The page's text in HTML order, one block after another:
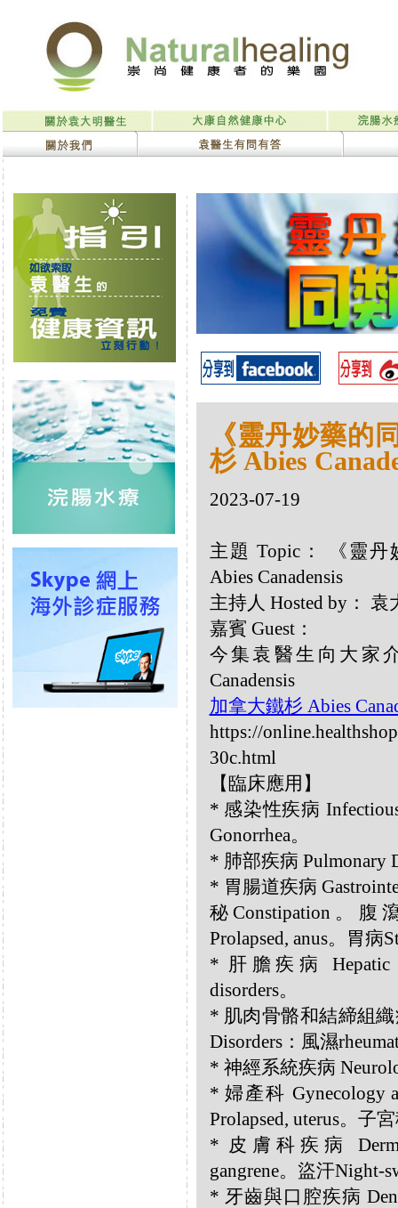
《靈丹妙藥的
杉 Abies
2023-07-19
主題 Topic： 《靈丹
Abies Canadensis
主持人 Hosted by：
嘉賓 Guest：
今集袁醫生向大家
Canadensis
加拿大鐵杉 Abies
https://
30c.html
【臨床應用】
* 感染性疾病
Gonorrhea。
* 肺部疾病 Pulmonary
* 胃腸道疾病
秘Constipation。腹
Prolapsed, anus。胃病
* 肝膽疾病 Hepatic
disorders。
* 肌肉骨骼和結締組織
Disorders：風濕
* 神經系統疾病
* 婦產科 Gynecology
Prolapsed, uterus。子
* 皮膚科疾病
gangrene。盜汗Night-
* 牙齒與口腔疾病